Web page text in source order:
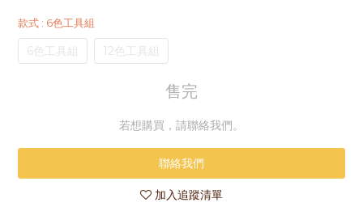
款式 : 6色工具組
6色工具組 12色工具組
售完
若想購買，請聯絡我們。
聯絡我們
加入追蹤清單